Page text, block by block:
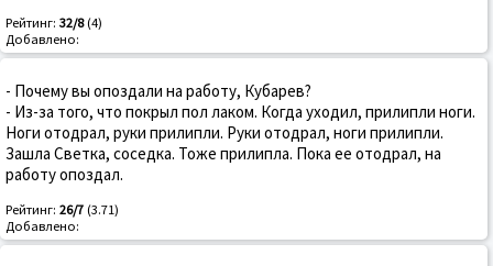
Рейтинг: 32/8(4)
Добавлено:
- Почему вы опоздали на работу, Кубарев?
- Из-за того, что покрыл пол лаком. Когда уходил, прилипли ноги.
Ноги отодрал, руки прилипли. Руки отодрал, ноги прилипли.
Зашла Светка, соседка. Тоже прилипла. Пока ее отодрал, на
работу опоздал.
Рейтинг: 26/7 (3.71)
Добавлено: